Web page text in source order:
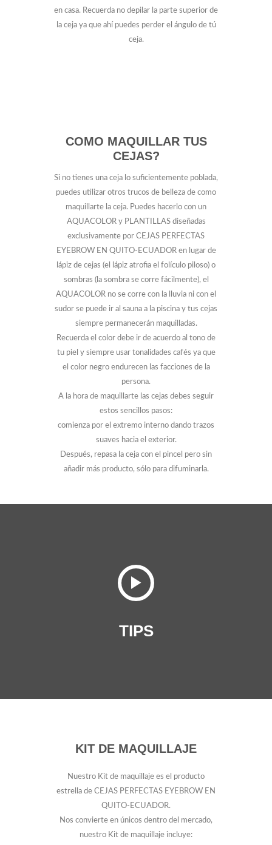
en casa. Recuerda no depilar la parte superior de
la ceja ya que ahí puedes perder el ángulo de tú
ceja.
COMO MAQUILLAR TUS
CEJAS?
Si no tienes una ceja lo suficientemente poblada,
puedes utilizar otros trucos de belleza de como
maquillarte la ceja. Puedes hacerlo con un
AQUACOLOR y PLANTILLAS diseñadas
exclusivamente por CEJAS PERFECTAS
EYEBROW EN QUITO-ECUADOR en lugar de
lápiz de cejas (el lápiz atrofia el folículo piloso) o
sombras (la sombra se corre fácilmente), el
AQUACOLOR no se corre con la lluvia ni con el
sudor se puede ir al sauna a la piscina y tus cejas
siempre permanecerán maquilladas.
Recuerda el color debe ir de acuerdo al tono de
tu piel y siempre usar tonalidades cafés ya que
el color negro endurecen las facciones de la
persona.
A la hora de maquillarte las cejas debes seguir
estos sencillos pasos:
comienza por el extremo interno dando trazos
suaves hacia el exterior.
Después, repasa la ceja con el pincel pero sin
añadir más producto, sólo para difuminarla.
TIPS
KIT DE MAQUILLAJE
Nuestro Kit de maquillaje es el producto
estrella de CEJAS PERFECTAS EYEBROW EN
QUITO-ECUADOR.
Nos convierte en únicos dentro del mercado,
nuestro Kit de maquillaje incluye: